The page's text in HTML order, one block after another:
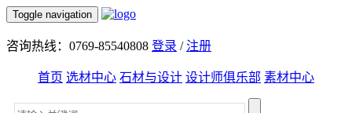
Toggle navigation
咨询热线：0769-85540808 登录 /注册
首页 选材中心 石材与设计 设计师俱乐部 素材中心